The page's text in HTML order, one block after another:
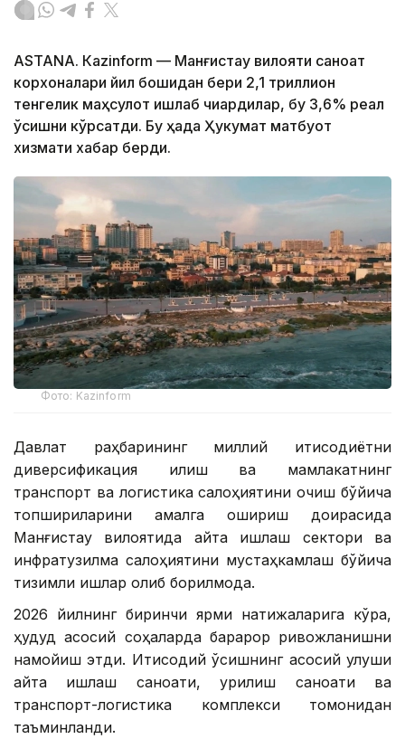
ASTANА. Кazinform — Манғистау вилояти саноат
корхоналари йил бошидан бери 2,1 триллион
тенгелик маҳсулот ишлаб чиқардилар, бу 3,6% реал
ўсишни кўрсатди. Бу ҳақда Ҳукумат матбуот
хизмати хабар берди.
Фото: Kazinform
Давлат раҳбарининг миллий иқтисодиётни
диверсификация қилиш ва мамлакатнинг
транспорт ва логистика салоҳиятини очиш бўйича
топшириқларини амалга ошириш доирасида
Манғистау вилоятида қайта ишлаш сектори ва
инфратузилма салоҳиятини мустаҳкамлаш бўйича
тизимли ишлар олиб борилмоқда.
2026 йилнинг биринчи ярми натижаларига кўра,
ҳудуд асосий соҳаларда барқарор ривожланишни
намойиш этди. Иқтисодий ўсишнинг асосий улуши
қайта ишлаш саноати, қурилиш саноати ва
транспорт-логистика комплекси томонидан
таъминланди.